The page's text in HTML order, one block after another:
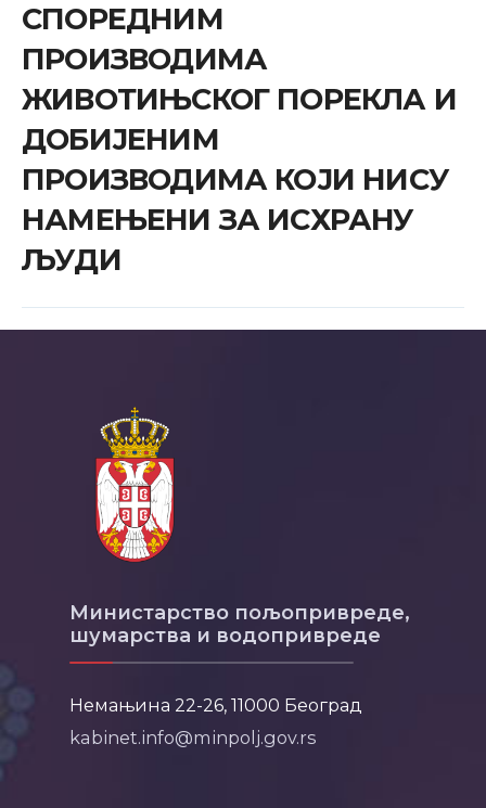
СПОРЕДНИМ
ПРОИЗВОДИМА
ЖИВОТИЊСКОГ ПОРЕКЛА И
ДОБИЈЕНИМ
ПРОИЗВОДИМА КОЈИ НИСУ
НАМЕЊЕНИ ЗА ИСХРАНУ
ЉУДИ
Министарство пољопривреде,
шумарства и водопривреде
Немањина 22-26, 11000 Београд
kabinet.info@minpolj.gov.rs